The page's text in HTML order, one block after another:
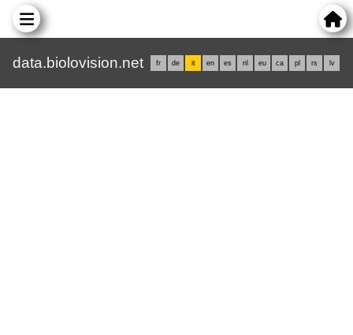
data.biolovision.net fr de it en es nl eu ca pl rs lv